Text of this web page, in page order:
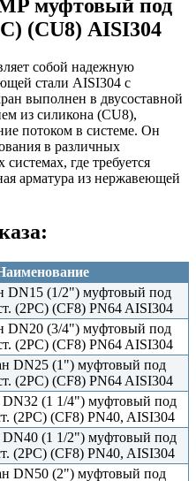
муфтовый под
(CU8) AISI304
собой надежную
стали AISI304 с
выполнен в двусоставной
из силикона (CU8),
потоком в системе. Он
в различных
где требуется
арматура из нержавеющей
DN15 (1/2") муфтовый под
(2PC) (CF8) PN64 AISI304
DN20 (3/4") муфтовый под
(2PC) (CF8) PN64 AISI304
DN25 (1") муфтовый под
(2PC) (CF8) PN64 AISI304
(1 1/4") муфтовый под
(2PC) (CF8) PN40, AISI304
(1 1/2") муфтовый под
(2PC) (CF8) PN40, AISI304
DN50 (2") муфтовый под